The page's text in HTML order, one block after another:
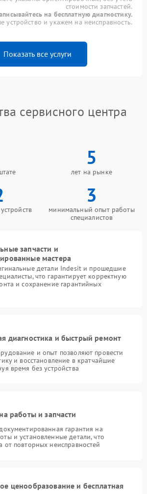
стоимости запчастей.
на бесплатную диагностику.
и укажем на неисправность.
Показать все услуги
сервисного центра
5
лет на рынке
3
минимальный опыт работы
специалистов
запчасти и
мастера
детали Indesit и прошедшие
что гарантирует корректную
и сохранение гарантийных
диагностика и быстрый ремонт
и опыт позволяют провести
и восстановление в кратчайшие
время без устройства
работы и запчасти
гарантия на
и установленные детали, что
от повторных неисправностей
ценообразование и бесплатная